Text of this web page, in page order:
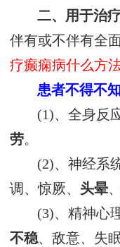
二、用于治
伴有或不伴有全
疗癫痫病什么方
患者不得不
(1)、全身反
劳。
(2)、神经系
调、惊厥、 头晕
(3)、精神心
不稳、敌意、失